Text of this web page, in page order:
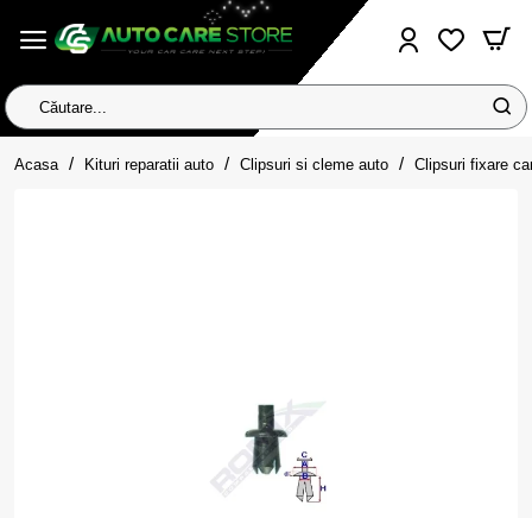
Căutare...
Acasa homeKituri reparatii auto Clipsuri si cleme auto Clipsuri fixare